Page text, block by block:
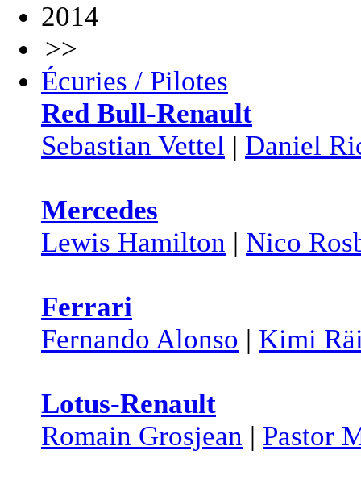
2014
>>
Écuries / Pilotes
Red Bull-Renault
Sebastian Vettel | Daniel
Mercedes
Lewis Hamilton | Nico
Ferrari
Fernando Alonso | Kimi
Lotus-Renault
Romain Grosjean | Pastor